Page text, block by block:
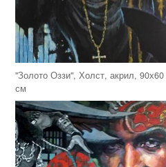
"Золото Оззи", Холст, акрил, 90х60
см